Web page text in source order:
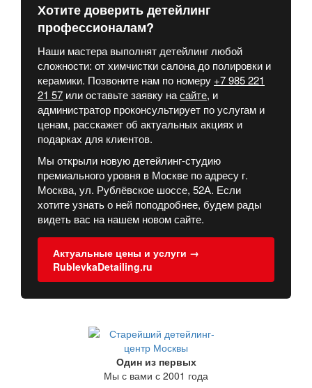
Хотите доверить детейлинг
профессионалам?
Наши мастера выполнят детейлинг любой
сложности: от химчистки салона до полировки и
керамики. Позвоните нам по номеру +7 985 221
21 57 или оставьте заявку насайте, и
администратор проконсультирует по услугам и
ценам, расскажет об актуальных акциях и
подарках для клиентов.
Мы открыли новую детейлинг-студию
премиального уровня в Москве по адресу г.
Москва, ул. Рублёвское шоссе, 52А. Если
хотите узнать о ней поподробнее, будем рады
видеть вас на нашем новом сайте.
Актуальные цены и услуги →
RublevkaDetailing.ru
Один из первых
Мы с вами с 2001 года